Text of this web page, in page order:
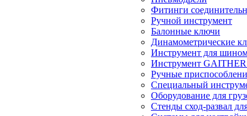
Фитинги
Ручной инструмент
Балонные ключи
Динамометрические
Инструмент для
Инструмент GAITHER
Ручные
Специальный
Оборудование для
Стенды сход-развал